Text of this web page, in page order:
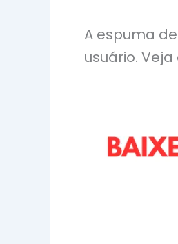
A espuma
usuário.